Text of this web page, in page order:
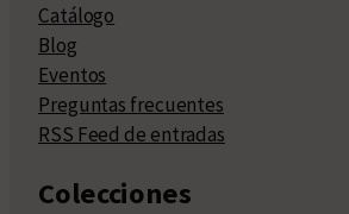
Catálogo
Blog
Eventos
Preguntas frecuentes
RSS Feed de entradas
Colecciones